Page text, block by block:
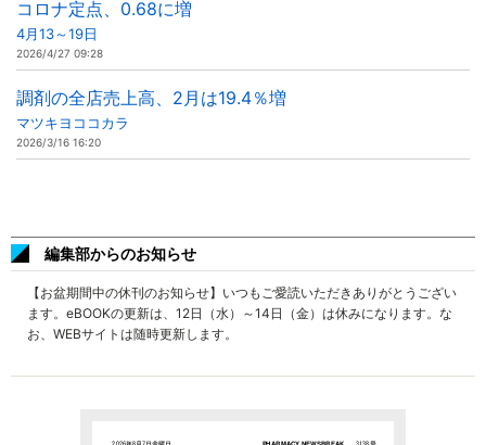
コロナ定点、0.68に増
4月13～19日
2026/4/27 09:28
調剤の全店売上高、2月は19.4％増
マツキヨココカラ
2026/3/16 16:20
編集部からのお知らせ
【お盆期間中の休刊のお知らせ】いつもご愛読いただきありがとうござい
ます。eBOOKの更新は、12日（水）～14日（金）は休みになります。な
お、WEBサイトは随時更新します。